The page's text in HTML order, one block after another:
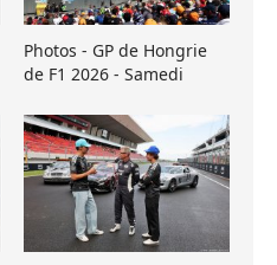
Photos - GP de Hongrie
de F1 2026 - Samedi